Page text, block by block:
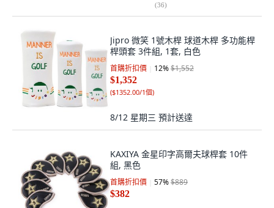
(36)
Jipro 微笑 1號木桿 球道木桿 多功能桿
桿頭套 3件組, 1套, 白色
首購折扣價 12%$1,552
$1,352
($1352.00/1個)
8/12 星期三 預計送達
KAXIYA 金星印字高爾夫球桿套 10件
組, 黑色
首購折扣價 57%$889
$382